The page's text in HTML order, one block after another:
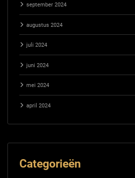
september 2024
augustus 2024
juli 2024
juni 2024
mei 2024
april 2024
Categorieën